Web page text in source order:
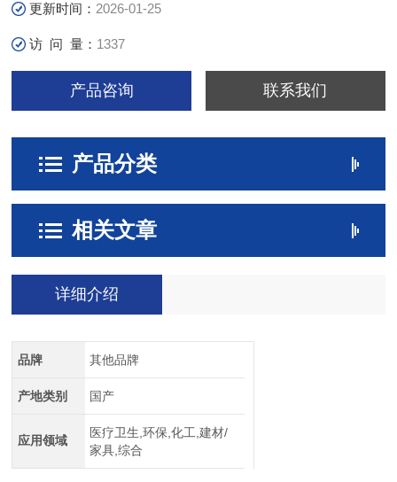
更新时间： 2026-01-25
访 问 量： 1337
产品咨询 联系我们
产品分类
相关文章
详细介绍
品牌 其他品牌
产地类别 国产
应用领域
医疗卫生,环保,化工,建材/
家具,综合